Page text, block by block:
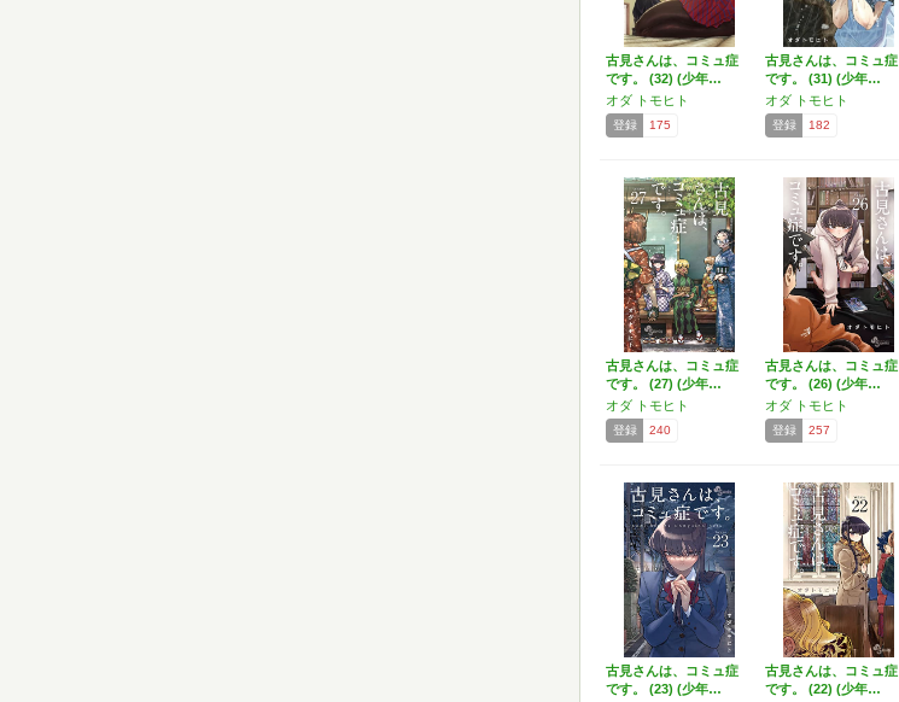
古見さんは、コミュ症
です。 (32) (少年…
オダ トモヒト
登録 175
古見さんは、コミュ症
です。 (31) (少年…
オダ トモヒト
登録 182
古見さんは、コミュ症
です。 (27) (少年…
オダ トモヒト
登録 240
古見さんは、コミュ症
です。 (26) (少年…
オダ トモヒト
登録 257
古見さんは、コミュ症
です。 (23) (少年…
古見さんは、コミュ症
です。 (22) (少年…